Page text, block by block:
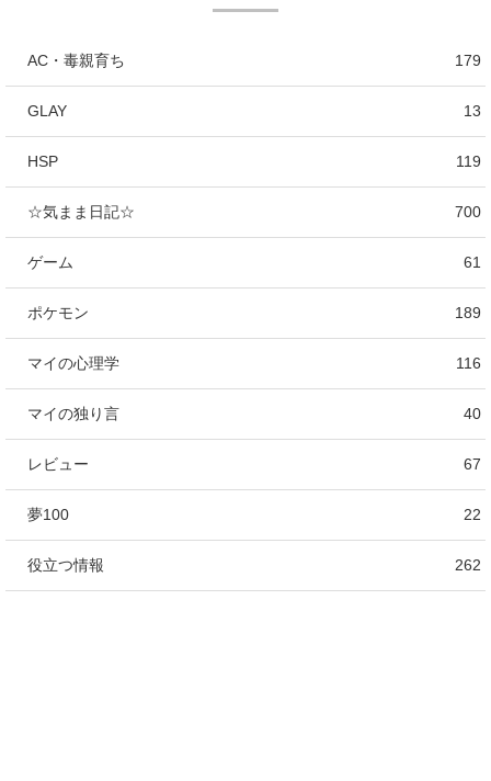
AC・毒親育ち 179
GLAY 13
HSP 119
☆気まま日記☆ 700
ゲーム 61
ポケモン 189
マイの心理学 116
マイの独り言 40
レビュー 67
夢100 22
役立つ情報 262